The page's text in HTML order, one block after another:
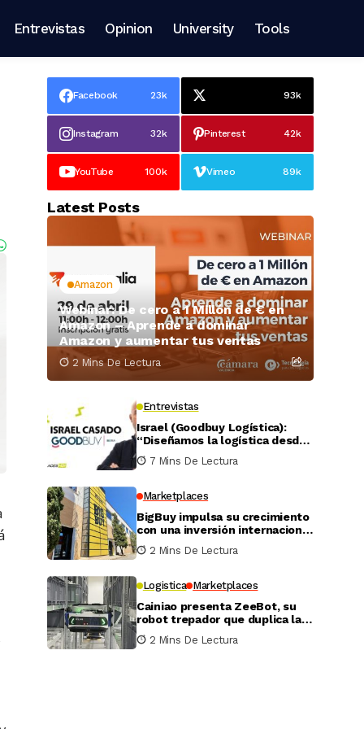
Entrevistas Opinion University Tools
Facebook 23k 93k
Instagram 32k Pinterest 42k
YouTube 100k Vimeo 89k
Latest Posts
Amazon
Webinar: De cero a 1 Millón de € en
Amazon – Aprende a dominar
Amazon y aumentar tus ventas
2 Mins De Lectura
Entrevistas
Israel (Goodbuy Logística):
“Diseñamos la logística desde
el lado real del vendedor
online”
7 Mins De Lectura
Marketplaces
BigBuy impulsa su crecimiento
con una inversión internacional
de 4 millones
2 Mins De Lectura
Logistica Marketplaces
Cainiao presenta ZeeBot, su
robot trepador que duplica la
eficiencia de almacenamiento
y recogida en pruebas reales
2 Mins De Lectura